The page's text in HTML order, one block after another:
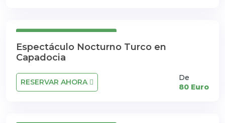
Espectáculo Nocturno Turco en
Capadocia
RESERVAR AHORA
De
80 Euro